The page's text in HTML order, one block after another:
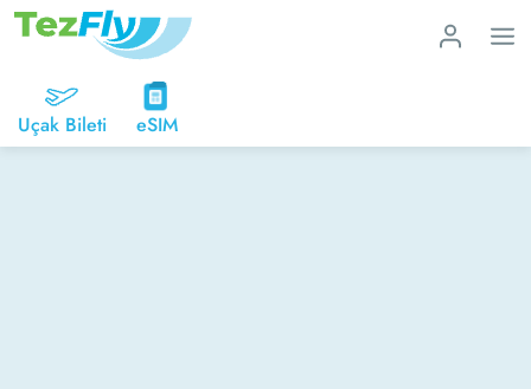
Uçak Bileti eSIM